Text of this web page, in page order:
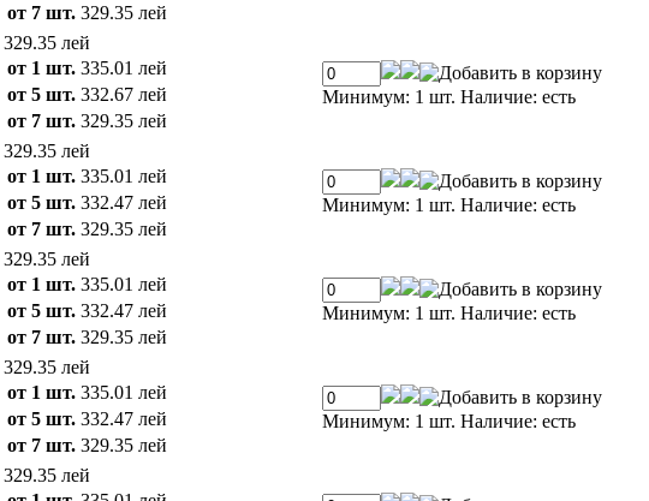
от 7 шт. 329.35 лей
329.35 лей
от 1 шт. 335.01 лей
от 5 шт. 332.67 лей
от 7 шт. 329.35 лей
Минимум: 1 шт. Наличие: есть
329.35 лей
от 1 шт. 335.01 лей
от 5 шт. 332.47 лей
от 7 шт. 329.35 лей
Минимум: 1 шт. Наличие: есть
329.35 лей
от 1 шт. 335.01 лей
от 5 шт. 332.47 лей
от 7 шт. 329.35 лей
Минимум: 1 шт. Наличие: есть
329.35 лей
от 1 шт. 335.01 лей
от 5 шт. 332.47 лей
от 7 шт. 329.35 лей
Минимум: 1 шт. Наличие: есть
329.35 лей